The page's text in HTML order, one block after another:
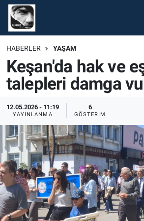
HABERLER YAŞAM
Keşan'da hak ve
talepleri damga
12.05.2026 - 11:19
YAYINLANMA
6
GÖSTERIM
Gündem
Ekonomi
Spor
Magazin
Tüm Haberler
İletişim
Künye
Nöbetçi Eczaneler
Hava Durumu
Namaz Vakitleri
Trafik Durumu
Süper Lig Puan Durumu ve
Tüm Manşetler
Son Dakika Haberleri
Haber Arşivi